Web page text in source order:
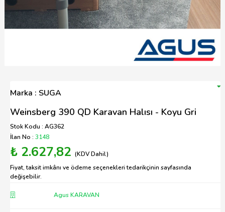
Marka : SUGA
Weinsberg 390 QD Karavan Halısı - Koyu Gri
Stok Kodu : AG362
İlan No : 3148
₺ 2.627,82 (KDV Dahil)
Fiyat, taksit imkânı ve ödeme seçenekleri tedarikçinin sayfasında
değişebilir.
Agus KARAVAN